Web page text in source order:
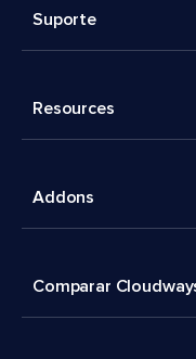
Suporte
Resources
Addons
Comparar